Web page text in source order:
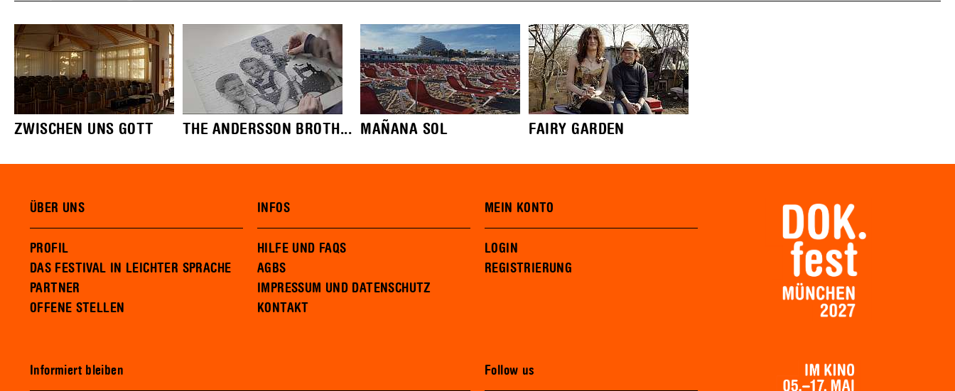
ZWISCHEN UNS GOTT THE ANDERSSON BROTH... MAÑANA SOL FAIRY GARDEN
ÜBER UNS
PROFIL
DAS FESTIVAL IN LEICHTER SPRACHE
PARTNER
OFFENE STELLEN
INFOS
HILFE UND FAQS
AGBS
IMPRESSUM UND DATENSCHUTZ
KONTAKT
MEIN KONTO
LOGIN
REGISTRIERUNG
Informiert bleiben Follow us